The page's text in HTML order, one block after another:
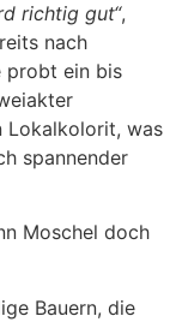
richtig gut“,
nach
probt ein bis
Lokalkolorit, was
spannender
Moschel doch
Bauern, die